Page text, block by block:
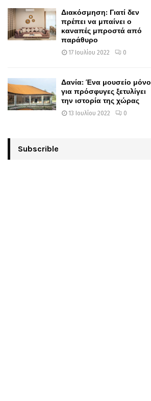
Διακόσμηση: Γιατί δεν
πρέπει να μπαίνει ο
καναπές μπροστά από
παράθυρο
17 Ιουλίου 2022 0
Δανία: Ένα μουσείο μόνο
για πρόσφυγες ξετυλίγει
την ιστορία της χώρας
13 Ιουλίου 2022 0
Subscrible